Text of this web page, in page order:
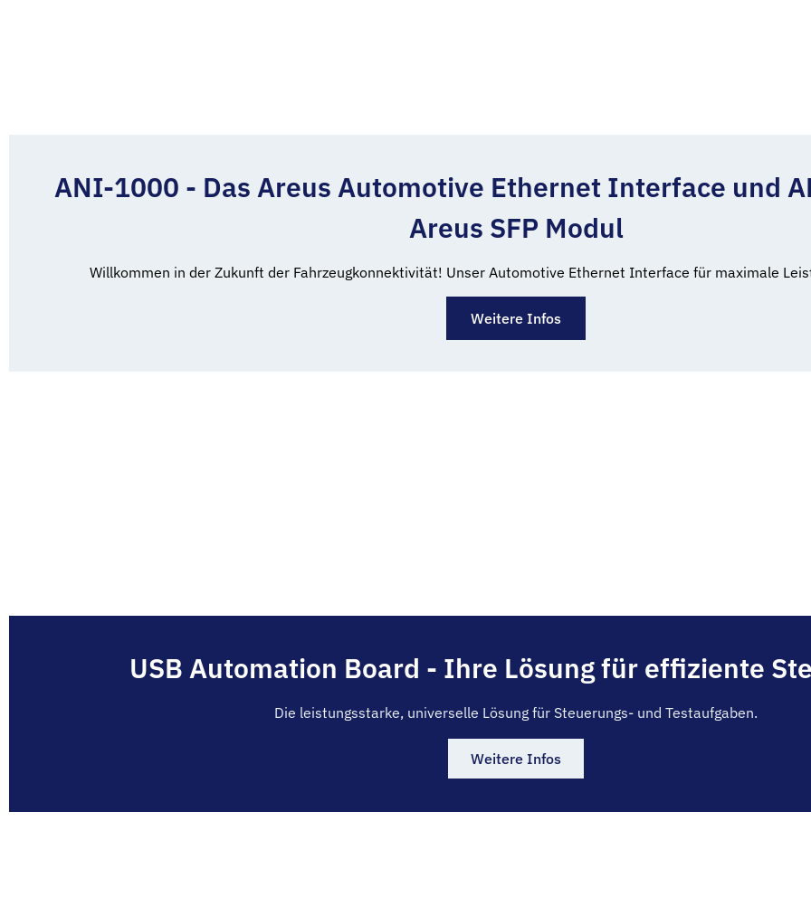
ANI-1000 - Das Areus Automotive Ethernet Interface und
Areus SFP Modul
Willkommen in der Zukunft der Fahrzeugkonnektivität! Unser Automotive Ethernet Interface für maximale
Weitere Infos
USB Automation Board - Ihre Lösung für effiziente
Die leistungsstarke, universelle Lösung für Steuerungs- und Testaufgaben.
Weitere Infos